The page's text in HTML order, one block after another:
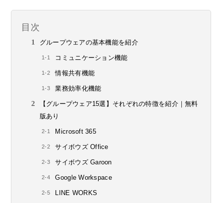
目次
グループウェアの基本機能を紹介
コミュニケーション機能
情報共有機能
業務効率化機能
【グループウェア15選】それぞれの特徴を紹介｜無料
版あり
Microsoft 365
サイボウズ Office
サイボウズ Garoon
Google Workspace
LINE WORKS